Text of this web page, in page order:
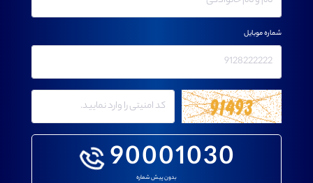
90001030
بدون پیش شماره
شماره موبایل